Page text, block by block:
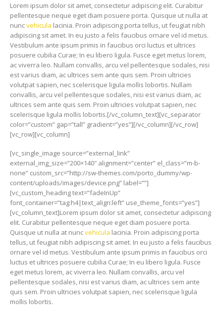
Lorem ipsum dolor sit amet, consectetur adipiscing elit. Curabitur
pellentesque neque eget diam posuere porta. Quisque ut nulla at
nuncvehicula lacinia. Proin adipiscing porta tellus, ut feugiat nibh
adipiscing sit amet. In eu justo a felis faucibus ornare vel id metus.
Vestibulum ante ipsum primis in faucibus orci luctus et ultrices
posuere cubilia Curae; In eu libero ligula. Fusce eget metus lorem,
ac viverra leo. Nullam convallis, arcu vel pellentesque sodales, nisi
est varius diam, ac ultrices sem ante quis sem. Proin ultricies
volutpat sapien, nec scelerisque ligula mollis lobortis. Nullam
convallis, arcu vel pellentesque sodales, nisi est varius diam, ac
ultrices sem ante quis sem. Proin ultricies volutpat sapien, nec
scelerisque ligula mollis lobortis.[/vc_column_text][vc_separator
color=”custom” gap=”tall” gradient=”yes”][/vc_column][/vc_row]
[vc_row][vc_column]
[vc_single_image source=”external_link”
external_img_size=”200×140″ alignment=”center” el_class=”m-b-
none” custom_src=”http://sw-themes.com/porto_dummy/wp-
content/uploads/images/device.png” label=””]
[vc_custom_heading text=”fadeInUp”
font_container=”tag:h4|text_align:left” use_theme_fonts=”yes”]
[vc_column_text]Lorem ipsum dolor sit amet, consectetur adipiscing
elit. Curabitur pellentesque neque eget diam posuere porta.
Quisque ut nulla at nuncvehicula lacinia. Proin adipiscing porta
tellus, ut feugiat nibh adipiscing sit amet. In eu justo a felis faucibus
ornare vel id metus. Vestibulum ante ipsum primis in faucibus orci
luctus et ultrices posuere cubilia Curae; In eu libero ligula. Fusce
eget metus lorem, ac viverra leo. Nullam convallis, arcu vel
pellentesque sodales, nisi est varius diam, ac ultrices sem ante
quis sem. Proin ultricies volutpat sapien, nec scelerisque ligula
mollis lobortis.